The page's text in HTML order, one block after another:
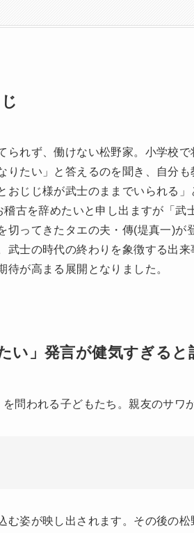
られず、働けない松野家。小学校
りたい」と答えるのを聞き、自分も
おじじ様が武士のままでいられる
古を辞めたいと申し出ますが「武
切ってきたタエの夫・傳(堤真一)が
武士の時代の終わりを象徴する出
が高まる展開となりました。
い」発言が健気すぎる
問われる子どもたち。親友のサワ
む姿が映し出されます。その後の